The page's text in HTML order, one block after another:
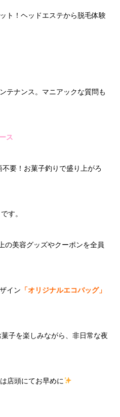
ト！ヘッドエステから脱毛体験
テナンス。マニアックな質問も
ス
要！お菓子釣りで盛り上がろ
す。
の美容グッズやクーポンを全員
イン 「オリジナルエコバッグ」
子を楽しみながら、非日常な夜
店頭にてお早めに